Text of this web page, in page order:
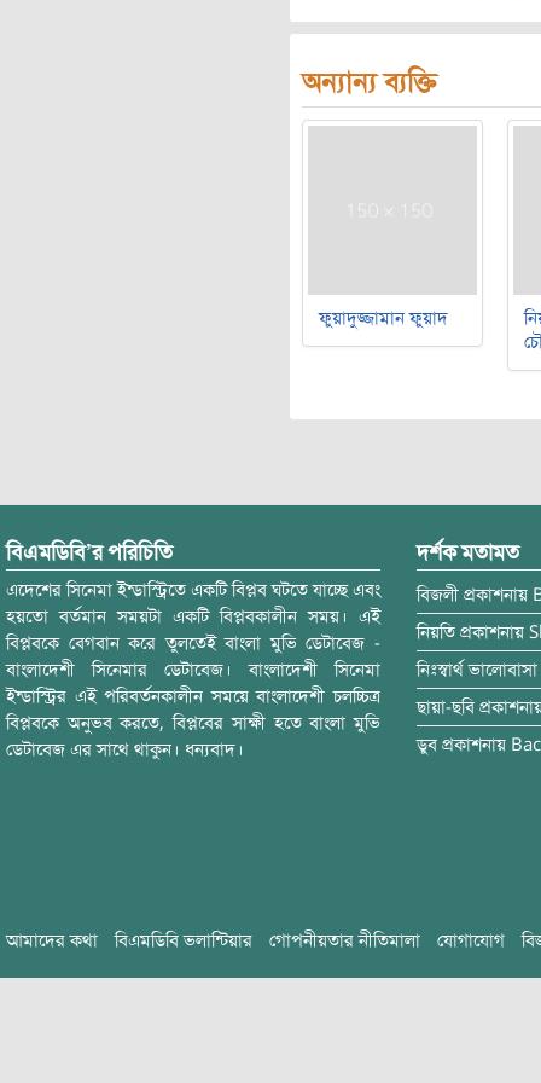
অন্যান্য ব্যক্তি
ফুয়াদুজ্জামান ফুয়াদ
বিএমডিবি’র পরিচিতি
এদেশের সিনেমা ইন্ডাস্ট্রিতে একটি বিপ্লব ঘটতে যাচ্ছে এবং
হয়তো বর্তমান সময়টা একটি বিপ্লবকালীন সময়। এই
বিপ্লবকে বেগবান করে তুলতেই বাংলা মুভি ডেটাবেজ -
বাংলাদেশী সিনেমার ডেটাবেজ। বাংলাদেশী সিনেমা
ইন্ডাস্ট্রির এই পরিবর্তনকালীন সময়ে বাংলাদেশী চলচ্চিত্র
বিপ্লবকে অনুভব করতে, বিপ্লবের সাক্ষী হতে বাংলা মুভি
ডেটাবেজ এর সাথে থাকুন। ধন্যবাদ।
দর্শক মতামত
বিজলী প্রকাশনায়
নিয়তি প্রকাশনায়
নিঃস্বার্থ ভালোবাসা
ছায়া-ছবি
ডুব প্রকাশনায়
আমাদের কথা বিএমডিবি ভলান্টিয়ার গোপনীয়তার নীতিমালা যোগাযোগ